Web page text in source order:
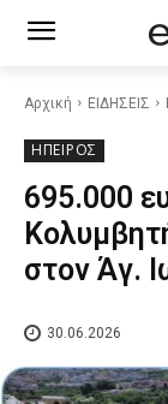
Αρχική ΕΙΔΗΣΕΙΣ
ΗΠΕΙΡΟΣ
695.000
στον Άγ.
30.06.2026